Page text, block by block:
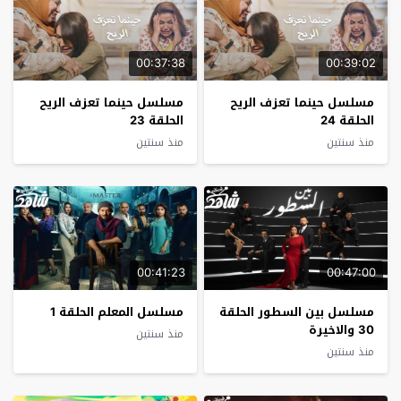
00:39:02
مسلسل حينما تعزف الريح
الحلقة 24
منذ سنتين
00:37:38
مسلسل حينما تعزف الريح
الحلقة 23
منذ سنتين
00:47:00
مسلسل بين السطور الحلقة
30 والاخيرة
منذ سنتين
00:41:23
مسلسل المعلم الحلقة 1
منذ سنتين